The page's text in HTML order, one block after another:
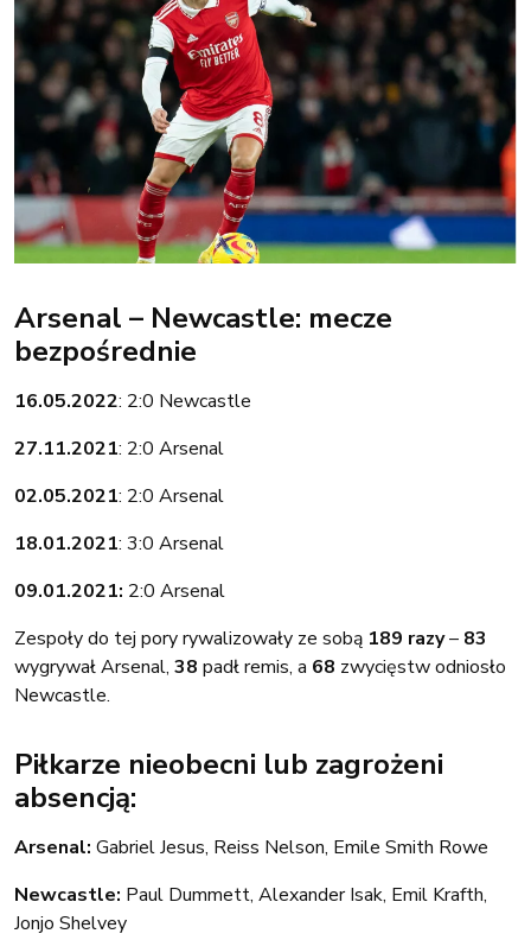
Arsenal – Newcastle: mecze
bezpośrednie
16.05.2022: 2:0 Newcastle
27.11.2021: 2:0 Arsenal
02.05.2021: 2:0 Arsenal
18.01.2021: 3:0 Arsenal
09.01.2021: 2:0 Arsenal
Zespoły do tej pory rywalizowały ze sobą 189 razy– 83
wygrywał Arsenal, 38 padł remis, a 68 zwycięstw odniosło
Newcastle.
Piłkarze nieobecni lub zagrożeni
absencją:
Arsenal: Gabriel Jesus, Reiss Nelson, Emile Smith Rowe
Newcastle: Paul Dummett, Alexander Isak, Emil Krafth,
Jonjo Shelvey